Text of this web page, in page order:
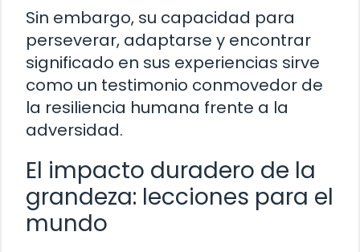
Sin embargo, su capacidad para
perseverar, adaptarse y encontrar
significado en sus experiencias sirve
como un testimonio conmovedor de
la resiliencia humana frente a la
adversidad.
El impacto duradero de la
grandeza: lecciones para el
mundo